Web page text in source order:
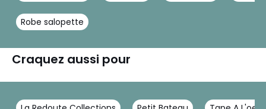
Robe salopette
Craquez aussi pour